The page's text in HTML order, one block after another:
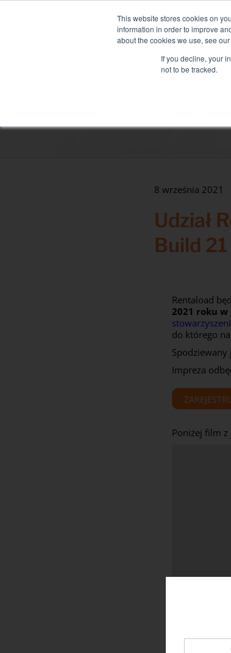
This website stores cookies on
information in order to improve
about the cookies we use, see
If you decline, your
not to be tracked.
NEW FLEET:
Trzeciorzędowy
8 września 2021
Udział
Build
Rentaload
2021 roku w
do którego
Spodziewany
Impreza
Poniżej film